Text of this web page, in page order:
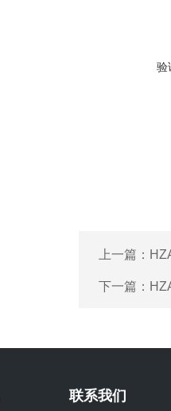
验
上一篇：
下一篇：
联系我们